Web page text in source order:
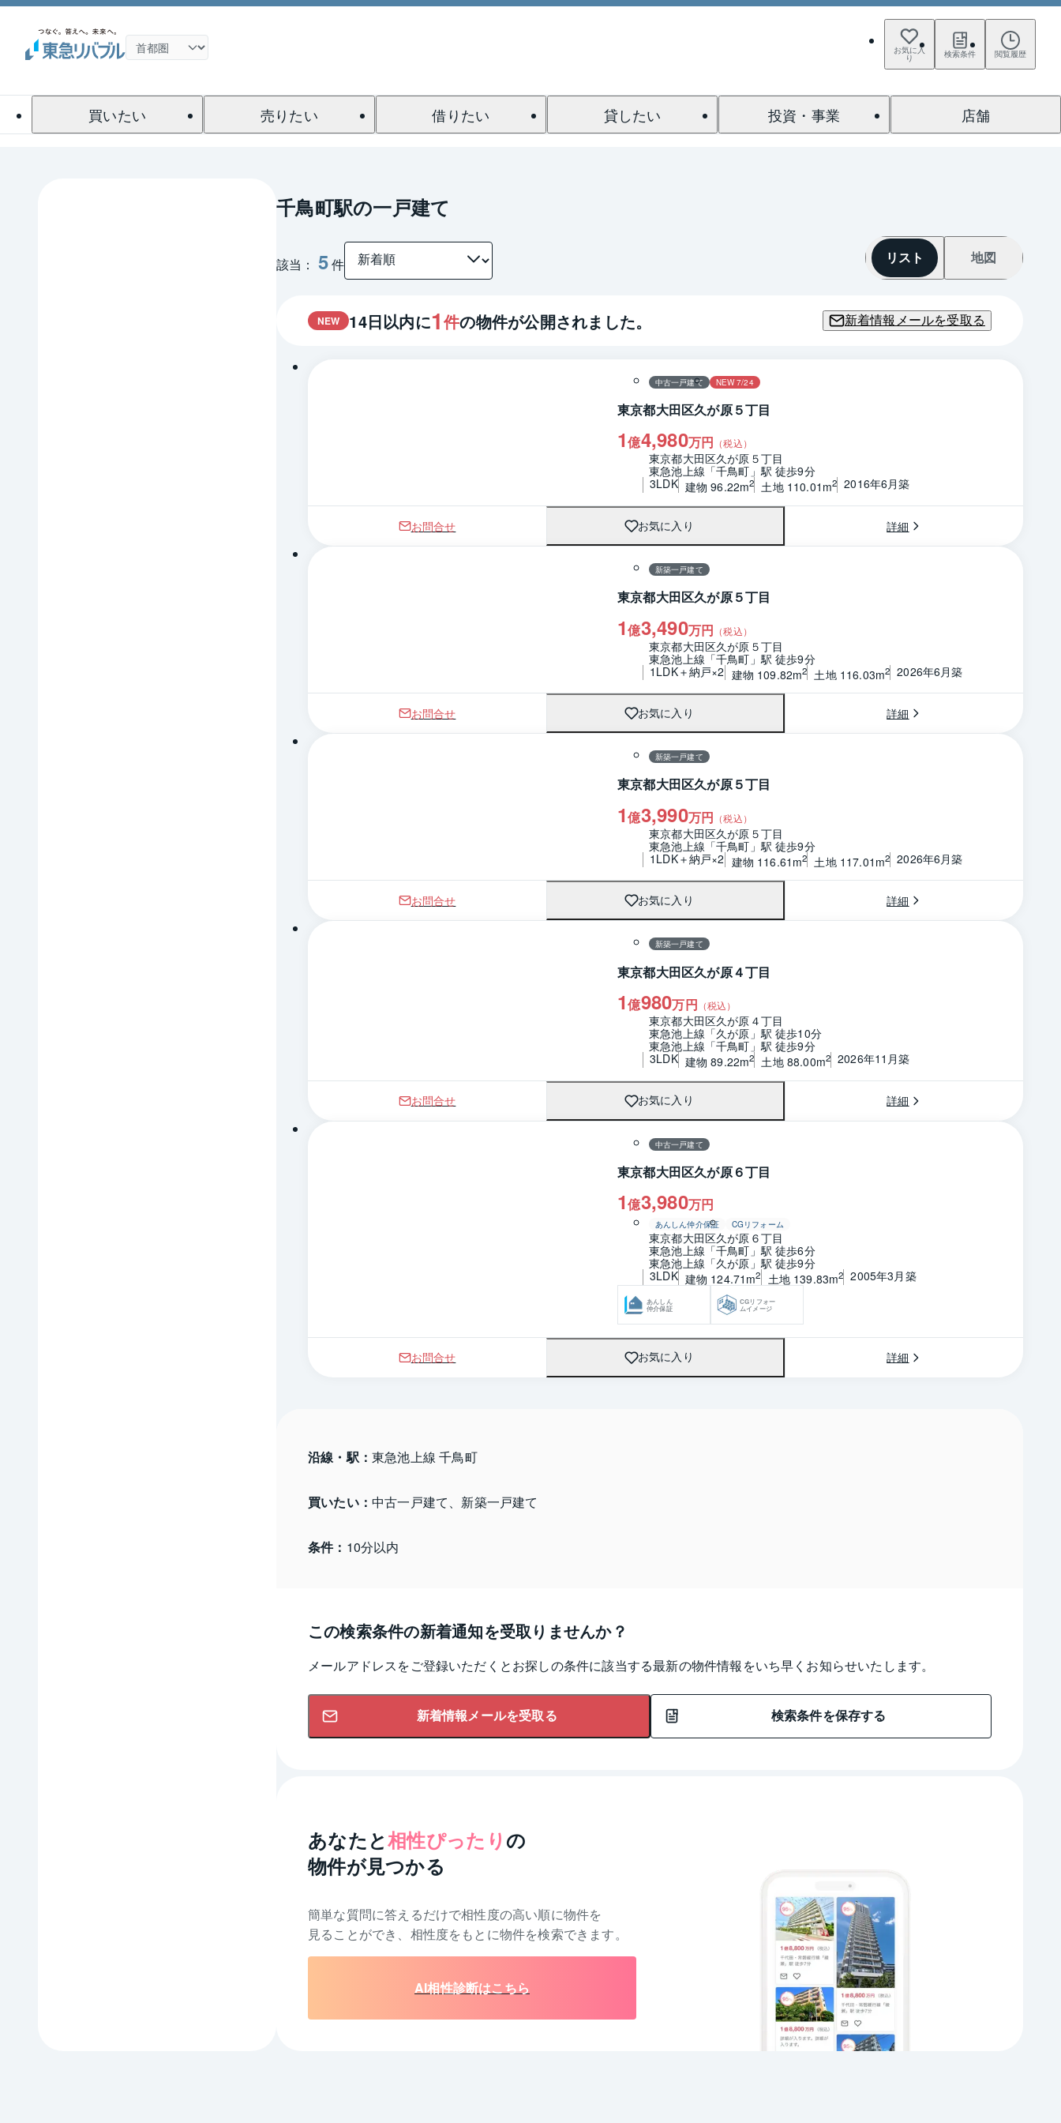
お気に入
り 検索条件 閲覧履歴
買いたい 売りたい 借りたい 貸したい 投資・事業 店舗
千鳥町駅の一戸建て
該当： 5件 リスト 地図
NEW 14日以内に1件の物件が公開されました。 新着情報メールを受取る
中古一戸建て NEW 7/24
東京都大田区久が原５丁目
1億4,980万円 （税込）
東京都大田区久が原５丁目
東急池上線「千鳥町」駅 徒歩9分
3LDK 建物 96.22m2 土地 110.01m2 2016年6月築
お問合せ お気に入り 詳細
新築一戸建て
東京都大田区久が原５丁目
1億3,490万円 （税込）
東京都大田区久が原５丁目
東急池上線「千鳥町」駅 徒歩9分
1LDK＋納戸×2 建物 109.82m2 土地 116.03m2 2026年6月築
お問合せ お気に入り 詳細
新築一戸建て
東京都大田区久が原５丁目
1億3,990万円 （税込）
東京都大田区久が原５丁目
東急池上線「千鳥町」駅 徒歩9分
1LDK＋納戸×2 建物 116.61m2 土地 117.01m2 2026年6月築
お問合せ お気に入り 詳細
新築一戸建て
東京都大田区久が原４丁目
1億980万円 （税込）
東京都大田区久が原４丁目
東急池上線「久が原」駅 徒歩10分
東急池上線「千鳥町」駅 徒歩9分
3LDK 建物 89.22m2 土地 88.00m2 2026年11月築
お問合せ お気に入り 詳細
中古一戸建て
東京都大田区久が原６丁目
1億3,980万円
あんしん仲介保証 CGリフォーム
東京都大田区久が原６丁目
東急池上線「千鳥町」駅 徒歩6分
東急池上線「久が原」駅 徒歩9分
3LDK 建物 124.71m2 土地 139.83m2 2005年3月築
あんしん
仲介保証
CGリフォー
ムイメージ
お問合せ お気に入り 詳細
沿線・駅： 東急池上線 千鳥町
買いたい： 中古一戸建て、新築一戸建て
条件： 10分以内
この検索条件の新着通知を受取りませんか？
メールアドレスをご登録いただくとお探しの条件に該当する最新の物件情報をいち早くお知らせいたします。
新着情報メールを受取る 検索条件を保存する
あなたと相性ぴったり の
物件が見つかる
簡単な質問に答えるだけで相性度の高い順に物件を
見ることができ、相性度をもとに物件を検索できます。
AI相性診断はこちら